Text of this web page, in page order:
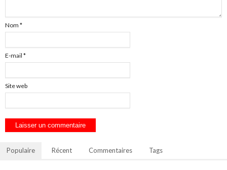
Nom *
E-mail *
Site web
Populaire Récent Commentaires Tags